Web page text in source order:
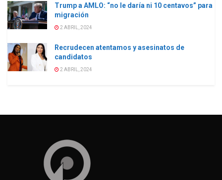
Trump a AMLO: “no le daría ni 10 centavos” para
migración
2 ABRIL, 2024
Recrudecen atentamos y asesinatos de
candidatos
2 ABRIL, 2024